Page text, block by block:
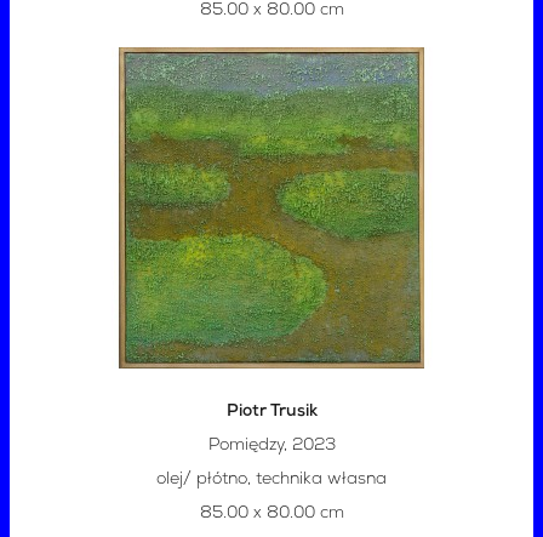
85.00 x 80.00 cm
Piotr Trusik
Pomiędzy, 2023
olej/ płótno, technika własna
85.00 x 80.00 cm